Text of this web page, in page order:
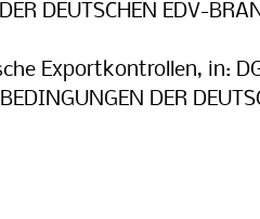
DEUTSCHEN EDV-
Exportkontrollen, in:
DER